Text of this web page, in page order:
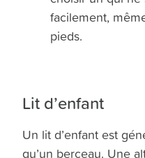
facilement,
pieds.
Lit d’enfant
Un lit d’enfant est
qu’un berceau. Une